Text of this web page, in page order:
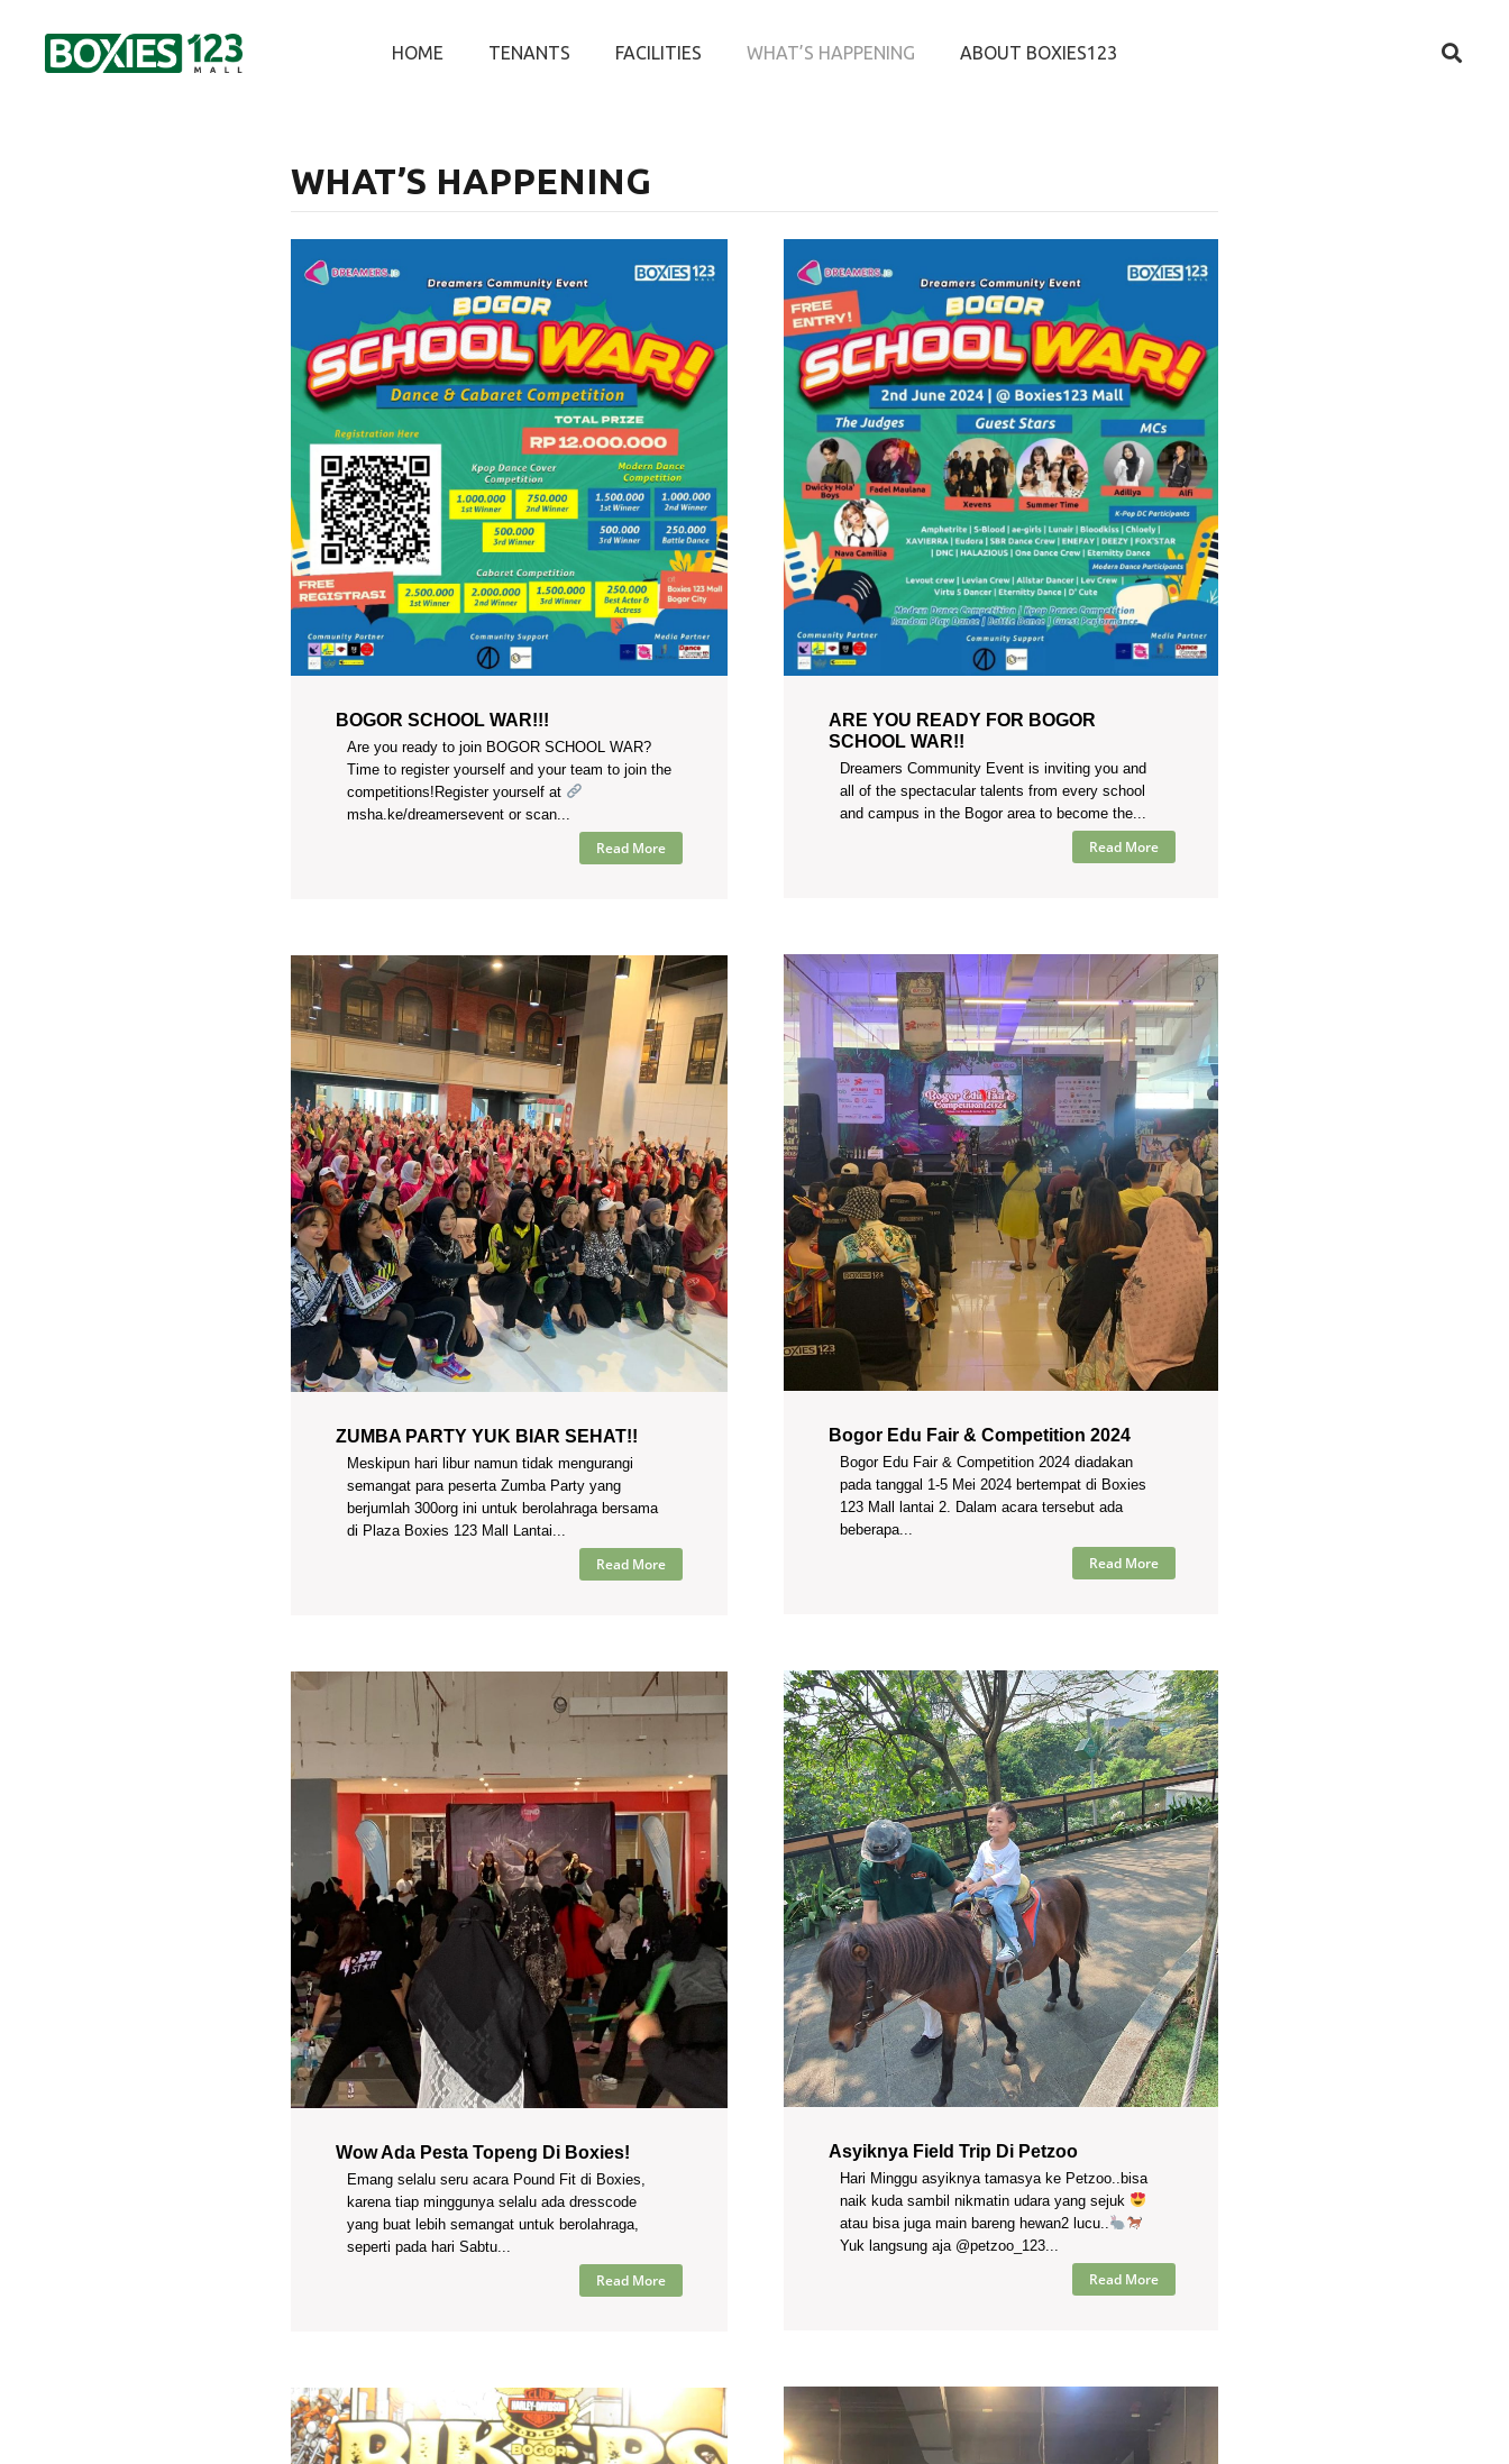
HOME TENANTS FACILITIES WHAT’S HAPPENING ABOUT BOXIES123
WHAT’S HAPPENING
BOGOR SCHOOL WAR!!!
Are you ready to join BOGOR SCHOOL WAR?
Time to register yourself and your team to join the
competitions!Register yourself at
msha.ke/dreamersevent or scan...
Read More
ARE YOU READY FOR BOGOR
SCHOOL WAR!!
Dreamers Community Event is inviting you and
all of the spectacular talents from every school
and campus in the Bogor area to become the...
Read More
Bogor Edu Fair & Competition 2024
Bogor Edu Fair & Competition 2024 diadakan
pada tanggal 1-5 Mei 2024 bertempat di Boxies
123 Mall lantai 2. Dalam acara tersebut ada
beberapa...
Read More
ZUMBA PARTY YUK BIAR SEHAT!!
Meskipun hari libur namun tidak mengurangi
semangat para peserta Zumba Party yang
berjumlah 300org ini untuk berolahraga bersama
di Plaza Boxies 123 Mall Lantai...
Read More
Asyiknya Field Trip Di Petzoo
Hari Minggu asyiknya tamasya ke Petzoo..bisa
naik kuda sambil nikmatin udara yang sejuk
atau bisa juga main bareng hewan2 lucu..
Yuk langsung aja @petzoo_123...
Read More
Wow Ada Pesta Topeng Di Boxies!
Emang selalu seru acara Pound Fit di Boxies,
karena tiap minggunya selalu ada dresscode
yang buat lebih semangat untuk berolahraga,
seperti pada hari Sabtu...
Read More